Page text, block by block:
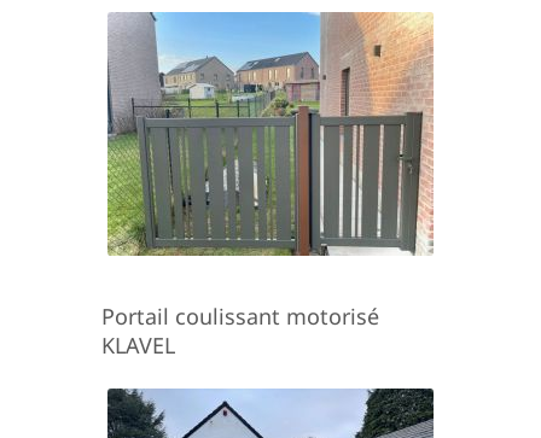
Portail coulissant motorisé
KLAVEL